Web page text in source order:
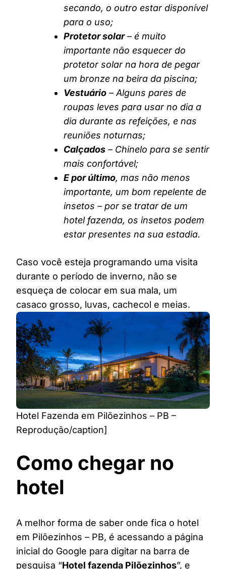
secando, o outro estar disponível
para o uso;
Protetor solar– é muito
importante não esquecer do
protetor solar na hora de pegar
um bronze na beira da piscina;
Vestuário – Alguns pares de
roupas leves para usar no dia a
dia durante as refeições, e nas
reuniões noturnas;
Calçados – Chinelo para se sentir
mais confortável;
E por último, mas não menos
importante, um bom repelente de
insetos – por se tratar de um
hotel fazenda, os insetos podem
estar presentes na sua estadia.
Caso você esteja programando uma visita
durante o período de inverno, não se
esqueça de colocar em sua mala, um
casaco grosso, luvas, cachecol e meias.
Hotel Fazenda em Pilõezinhos – PB –
Reprodução/caption]
Como chegar no
hotel
A melhor forma de saber onde fica o hotel
em Pilõezinhos – PB, é acessando a página
inicial do Google para digitar na barra de
pesquisa “Hotel fazenda Pilõezinhos”, e